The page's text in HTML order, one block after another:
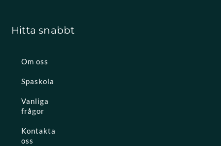
Hitta snabbt
Om oss
Spaskola
Vanliga
frågor
Kontakta
oss